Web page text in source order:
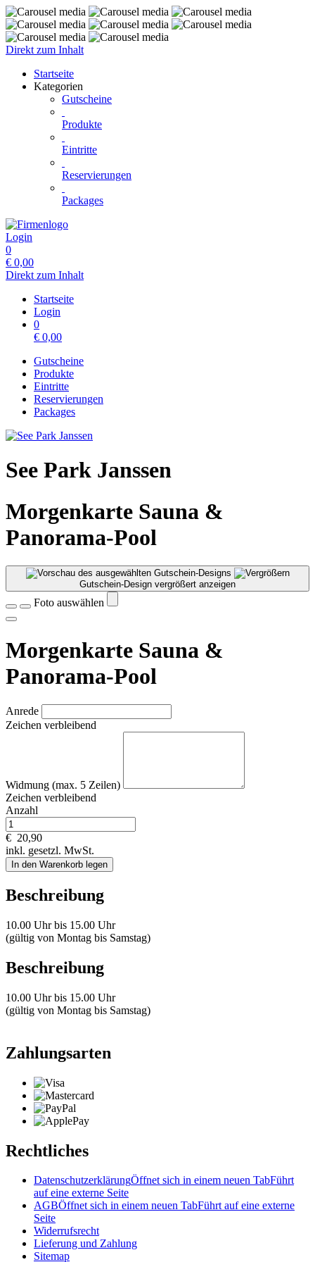
Direkt zum Inhalt
Startseite
Kategorien
Gutscheine
Produkte
Eintritte
Reservierungen
Packages
Login
0
€ 0,00
Direkt zum Inhalt
Startseite
Login
0
€ 0,00
Gutscheine
Produkte
Eintritte
Reservierungen
Packages
See Park Janssen
Morgenkarte Sauna &
Panorama-Pool
Gutschein-Design vergrößert anzeigen
Foto auswählen
Morgenkarte Sauna &
Panorama-Pool
Anrede
Zeichen verbleibend
Widmung (max. 5 Zeilen)
Zeichen verbleibend
Anzahl
€ 20,90
inkl. gesetzl. MwSt.
In den Warenkorb legen
Beschreibung
10.00 Uhr bis 15.00 Uhr
(gültig von Montag bis Samstag)
Beschreibung
10.00 Uhr bis 15.00 Uhr
(gültig von Montag bis Samstag)
Zahlungsarten
Rechtliches
DatenschutzerklärungÖffnet sich in einem neuen TabFührt
auf eine externe Seite
AGBÖffnet sich in einem neuen TabFührt auf eine externe
Seite
Widerrufsrecht
Lieferung und Zahlung
Sitemap